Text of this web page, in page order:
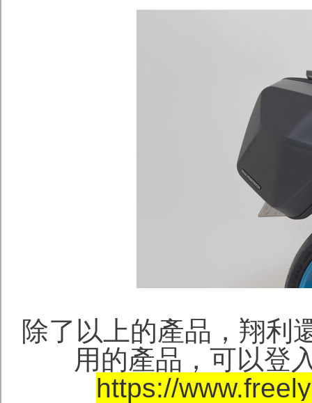
除了以上的產品，翔利
用的產品，可以登
https://